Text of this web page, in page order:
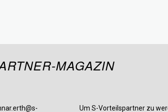
MAGAZIN
Um S-Vorteilspartner zu